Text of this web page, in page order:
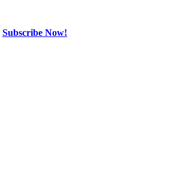
Subscribe Now!